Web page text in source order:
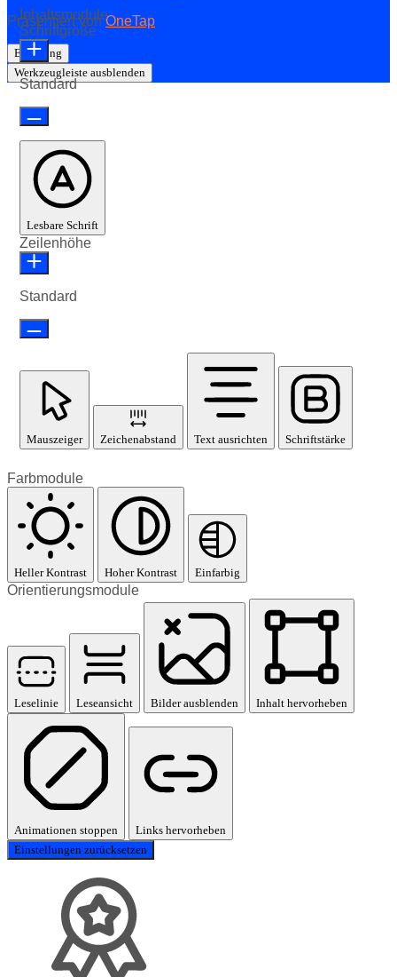
Präsentiert vonOneTap
Erklärung
Werkzeugleiste ausblenden
Inhaltsmodule
Schriftgröße
Standard
Lesbare Schrift
Zeilenhöhe
Standard
Mauszeiger Zeichenabstand Text ausrichten Schriftstärke
Farbmodule
Heller Kontrast Hoher Kontrast Einfarbig
Orientierungsmodule
Leselinie Leseansicht Bilder ausblenden Inhalt hervorheben
Animationen stoppen
Links hervorheben
Einstellungen zurücksetzen